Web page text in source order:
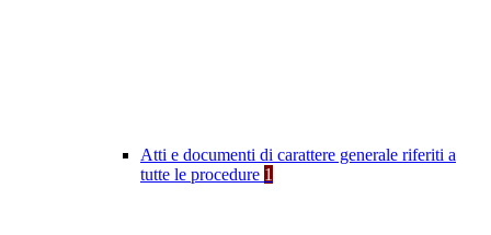
Atti e documenti di carattere generale riferiti a
tutte le procedure 1